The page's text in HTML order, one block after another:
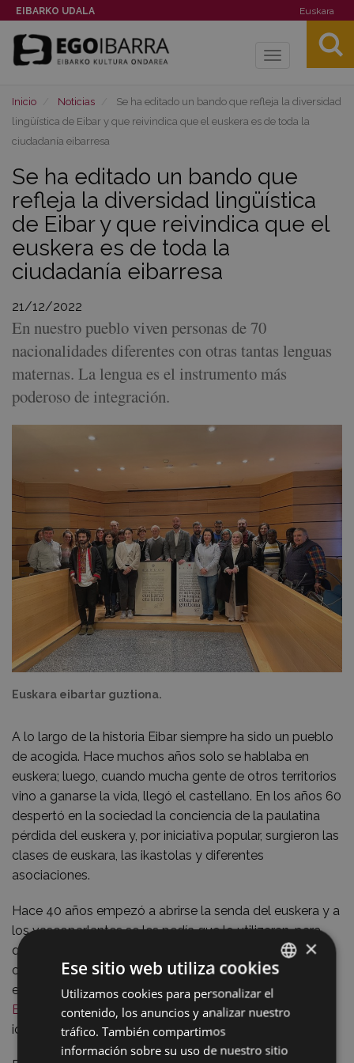
EIBARKO UDALA Euskara
Toggle
Inicio Noticias
Se ha editado un bando que refleja la diversidad
lingüística de Eibar y que reivindica que el euskera es de toda la
ciudadanía eibarresa
Se ha editado un bando que
refleja la diversidad lingüística
de Eibar y que reivindica que el
euskera es de toda la
ciudadanía eibarresa
21/12/2022
En nuestro pueblo viven personas de 70
nacionalidades diferentes con otras tantas lenguas
maternas. La lengua es el instrumento más
poderoso de integración.
Euskara eibartar guztiona.
A lo largo de la historia Eibar siempre ha sido un pueblo
de acogida. Hace muchos años solo se hablaba en
euskera; luego, cuando mucha gente de otros territorios
vino a ganarse la vida, llegó el castellano. En los años 60
despertó en la sociedad la conciencia de la paulatina
pérdida del euskera y, por iniciativa popular, surgieron las
clases de euskara, las ikastolas y diferentes
asociaciones.
Hace 40 años empezó a abrirse la senda del euskera y a
los vascoparlantes se les pedía que lo utilizaran, para
que los que estaban estudiándolo pudiesen tener la
oportunidad de hablarlo. Ese fue el mensaje que el
entonces alcalde Mikel Larrañaga quiso transmitir en el
Bando publicado en el año 1982 . El reto del uso del
idioma aún está por superar, pero también se logrará.
BASQUE
SPANISH
×
Ese sitio web utiliza cookies
Utilizamos cookies para personalizar el
contenido, los anuncios y analizar nuestro
tráfico. También compartimos
información sobre su uso de nuestro sitio